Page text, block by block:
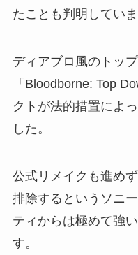
たことも判明していま
ディアブロ風のトッ
「Bloodborne: Top
クトが法的措置によ
した。
公式リメイクも進め
排除するというソニ
ティからは極めて強
す。